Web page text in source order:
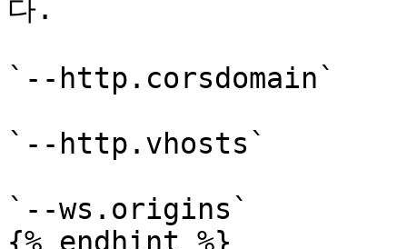
다.
`--http.corsdomain`
`--http.vhosts`
`--ws.origins`
{% endhint %}